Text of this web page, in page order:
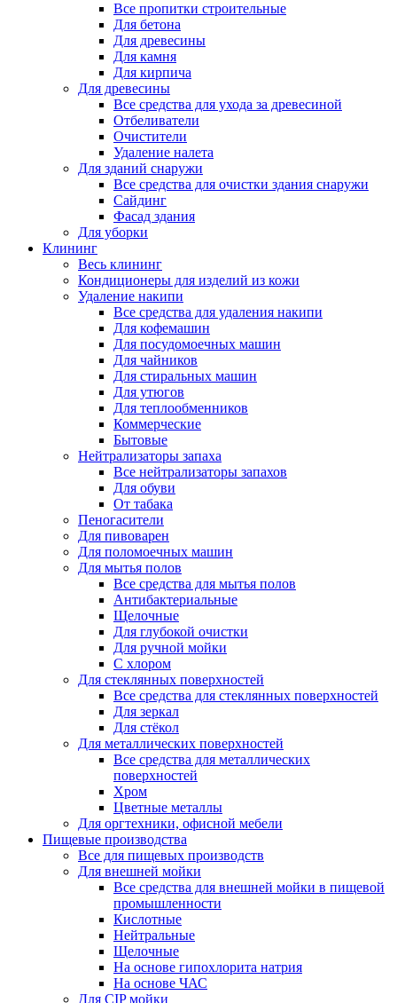
Все пропитки строительные
Для бетона
Для древесины
Для камня
Для кирпича
Для древесины
Все средства для ухода за древесиной
Отбеливатели
Очистители
Удаление налета
Для зданий снаружи
Все средства для очистки здания снаружи
Сайдинг
Фасад здания
Для уборки
Клининг
Весь клининг
Кондиционеры для изделий из кожи
Удаление накипи
Все средства для удаления накипи
Для кофемашин
Для посудомоечных машин
Для чайников
Для стиральных машин
Для утюгов
Для теплообменников
Коммерческие
Бытовые
Нейтрализаторы запаха
Все нейтрализаторы запахов
Для обуви
От табака
Пеногасители
Для пивоварен
Для поломоечных машин
Для мытья полов
Все средства для мытья полов
Антибактериальные
Щелочные
Для глубокой очистки
Для ручной мойки
С хлором
Для стеклянных поверхностей
Все средства для стеклянных поверхностей
Для зеркал
Для стёкол
Для металлических поверхностей
Все средства для металлических
поверхностей
Хром
Цветные металлы
Для оргтехники, офисной мебели
Пищевые производства
Все для пищевых производств
Для внешней мойки
Все средства для внешней мойки в пищевой
промышленности
Кислотные
Нейтральные
Щелочные
На основе гипохлорита натрия
На основе ЧАС
Для CIP мойки